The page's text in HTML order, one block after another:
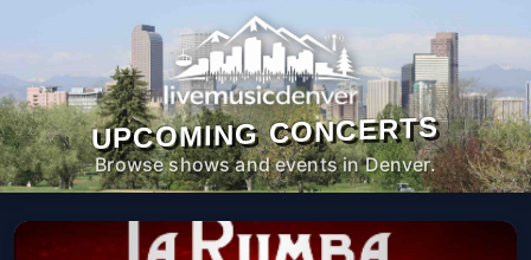
UPCOMING CONCERTS
Browse shows and events in Denver.